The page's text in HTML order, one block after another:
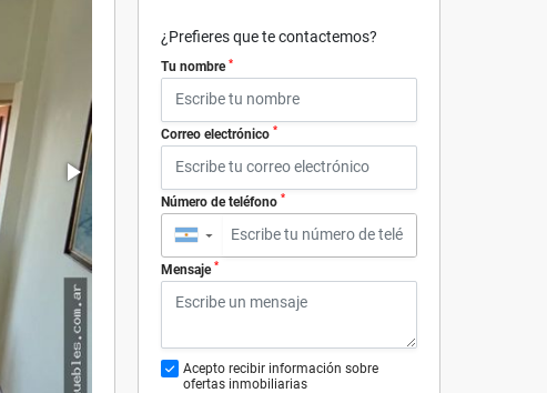
¿Prefieres que te contactemos?
Tu nombre *
Correo electrónico *
Número de teléfono *
▼
Mensaje *
Acepto recibir información sobre
ofertas inmobiliarias